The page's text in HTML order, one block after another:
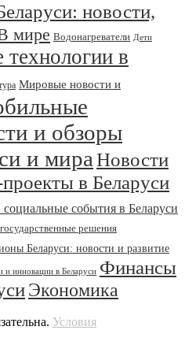
новости,
мире Водонагреватели Дети
в
Мировые новости и
и обзоры
и мираНовости
в Беларуси
события в Беларуси
решения
Беларуси: новости и развитие
и инновации в Беларуси Финансы
Экономика
Условия